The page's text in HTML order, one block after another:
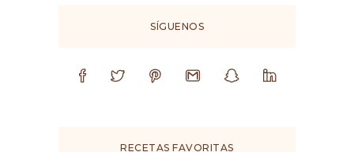
SÍGUENOS
RECETAS FAVORITAS